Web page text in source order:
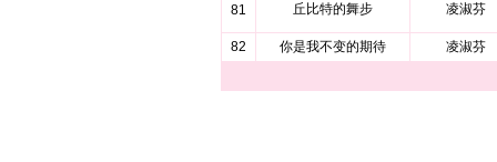
81 丘比特的舞步 凌淑芬
82 你是我不变的期待 凌淑芬